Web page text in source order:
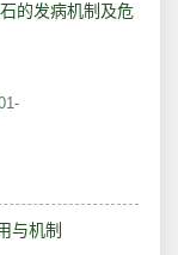
的发病机制及危
与机制